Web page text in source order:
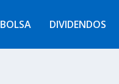
BOLSA DIVIDENDOS